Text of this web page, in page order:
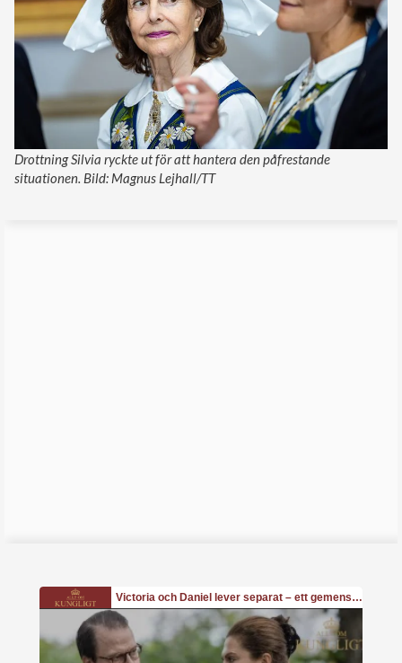
Drottning Silvia ryckte ut för att hantera den påfrestande
situationen. Bild: Magnus Lejhall/TT